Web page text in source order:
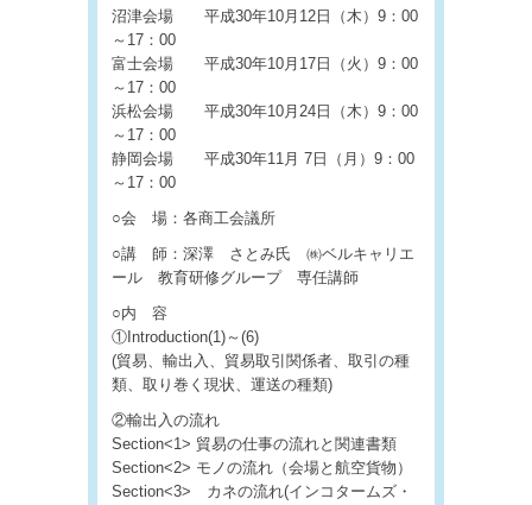
沼津会場 平成30年10月12日（木）9：00
～17：00
富士会場 平成30年10月17日（火）9：00
～17：00
浜松会場 平成30年10月24日（木）9：00
～17：00
静岡会場 平成30年11月 7日（月）9：00
～17：00
○会 場：各商工会議所
○講 師：深澤 さとみ氏 ㈱ベルキャリエ
ール 教育研修グループ 専任講師
○内 容
①Introduction(1)～(6)
(貿易、輸出入、貿易取引関係者、取引の種
類、取り巻く現状、運送の種類)
②輸出入の流れ
Section<1> 貿易の仕事の流れと関連書類
Section<2> モノの流れ（会場と航空貨物）
Section<3> カネの流れ(インコタームズ・